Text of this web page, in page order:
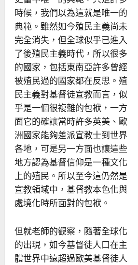
時候，我們以為這就是唯一的
典範。雖然如今殖民主義尚未
完全消失，但全球似乎已進入
了後殖民主義時代，所以很多
的國家，包括東南亞許多曾經
被殖民過的國家都在反思。殖
民主義對基督徒宣教而言，似
乎是一個很複雜的包袱，一方
面它的確讓當時許多英美、歐
洲國家能夠差派宣教士到世界
各地，可是另一方面也讓這些
地方認為基督信仰是一種文化
上的殖民。所以至今這仍然是
宣教領域中，基督教本色化與
處境化時所面對的包袱。
但就老師的觀察，隨著全球化
的出現，如今基督徒人口在主
體世界中遠超過歐美基督徒人